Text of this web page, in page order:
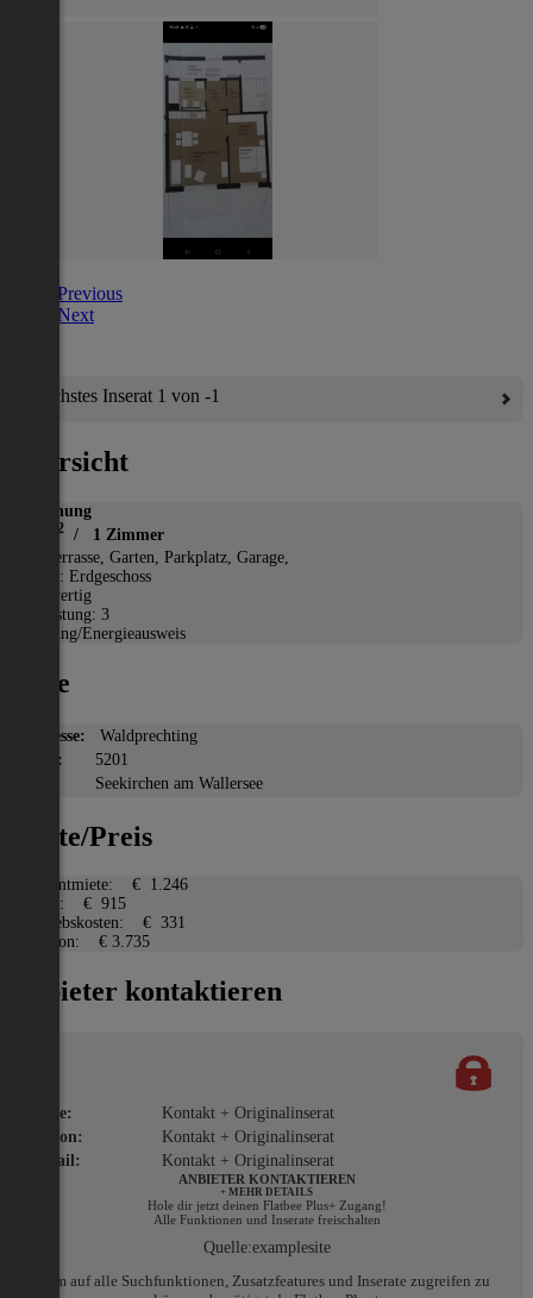
Previous
Next
Nächstes Inserat 1 von -1
Übersicht
Wohnung
2 / 1 Zimmer
Terrasse, Garten, Parkplatz, Garage,
Etage: Erdgeschoss
Neuwertig
Befristung: 3
Heizung/Energieausweis
Lage
Adresse:
Waldprechting
PLZ:
5201
Seekirchen am Wallersee
Miete/Preis
Gesamtmiete:
€ 1.246
Miete:
€ 915
Betriebskosten:
€ 331
Kaution:
€ 3.735
Anbieter kontaktieren
Name:
Kontakt + Originalinserat
Telefon:
Kontakt + Originalinserat
E-Mail:
Kontakt + Originalinserat
ANBIETER KONTAKTIEREN
+ MEHR DETAILS
Hole dir jetzt deinen Flatbee Plus+ Zugang!
Alle Funktionen und Inserate freischalten
Quelle:examplesite
Um auf alle Suchfunktionen, Zusatzfeatures und Inserate zugreifen zu